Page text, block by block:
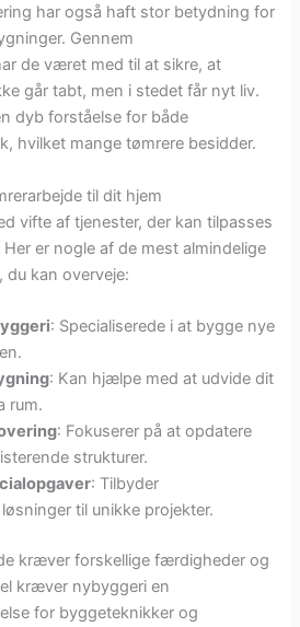
har også haft stor betydning for
Gennem
de været med til at sikre, at
går tabt, men i stedet får nyt liv.
dyb forståelse for både
hvilket mange tømrere besidder.
til dit hjem
vifte af tjenester, der kan tilpasses
er nogle af de mest almindelige
du kan overveje:
: Specialiserede i at bygge nye
: Kan hjælpe med at udvide dit
rum.
: Fokuserer på at opdatere
strukturer.
: Tilbyder
til unikke projekter.
kræver forskellige færdigheder og
kræver nybyggeri en
for byggeteknikker og